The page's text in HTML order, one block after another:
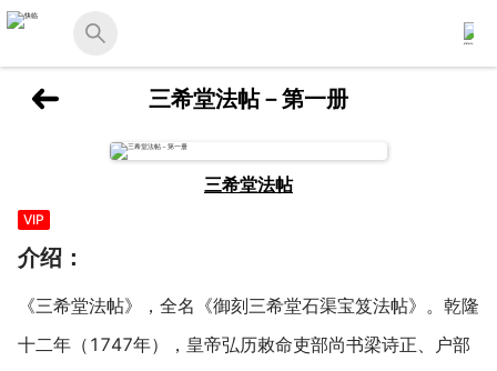
三希堂法帖－第一册
三希堂法帖
VIP
介绍：
《三希堂法帖》，全名《御刻三希堂石渠宝笈法帖》。乾隆
十二年（1747年），皇帝弘历敕命吏部尚书梁诗正、户部